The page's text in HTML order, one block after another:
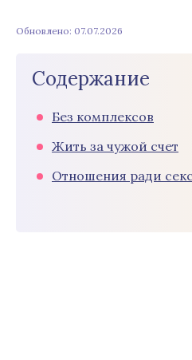
Обновлено: 07.07.2026
Содержание
Без комплексов
Жить за чужой счет
Отношения ради